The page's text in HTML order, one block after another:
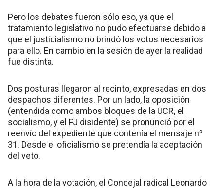
Pero los debates fueron sólo eso, ya que el
tratamiento legislativo no pudo efectuarse debido a
que el justicialismo no brindó los votos necesarios
para ello. En cambio en la sesión de ayer la realidad
fue distinta.
Dos posturas llegaron al recinto, expresadas en dos
despachos diferentes. Por un lado, la oposición
(entendida como ambos bloques de la UCR, el
socialismo, y el PJ disidente) se pronunció por el
reenvío del expediente que contenía el mensaje nº
31. Desde el oficialismo se pretendía la aceptación
del veto.
A la hora de la votación, el Concejal radical Leonardo